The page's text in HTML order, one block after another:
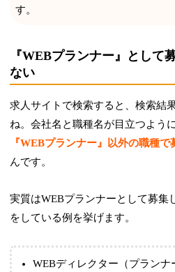
す。
『WEBプランナー』として
ない
求人サイトで検索すると、検索結
ね。会社名と職種名が目立つよう
『WEBプランナー』以外の職種
んです。
実質はWEBプランナーとして募集
をしている例を挙げます。
WEBディレクター（プランナ